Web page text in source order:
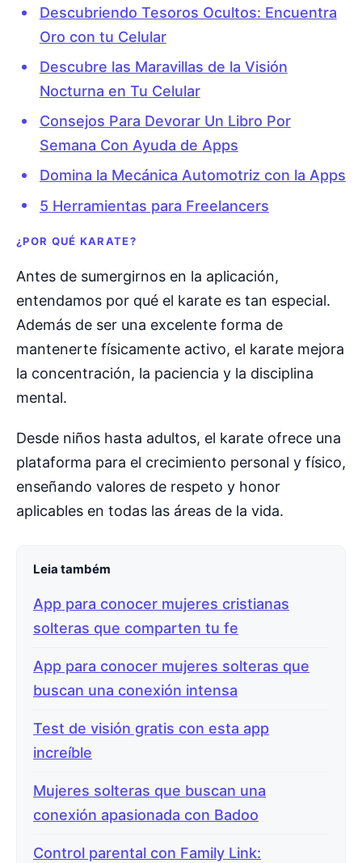
Descubriendo Tesoros Ocultos: Encuentra
Oro con tu Celular
Descubre las Maravillas de la Visión
Nocturna en Tu Celular
Consejos Para Devorar Un Libro Por
Semana Con Ayuda de Apps
Domina la Mecánica Automotriz con la Apps
5 Herramientas para Freelancers
¿POR QUÉ KARATE?
Antes de sumergirnos en la aplicación,
entendamos por qué el karate es tan especial.
Además de ser una excelente forma de
mantenerte físicamente activo, el karate mejora
la concentración, la paciencia y la disciplina
mental.
Desde niños hasta adultos, el karate ofrece una
plataforma para el crecimiento personal y físico,
enseñando valores de respeto y honor
aplicables en todas las áreas de la vida.
Leia também
App para conocer mujeres cristianas
solteras que comparten tu fe
App para conocer mujeres solteras que
buscan una conexión intensa
Test de visión gratis con esta app
increíble
Mujeres solteras que buscan una
conexión apasionada con Badoo
Control parental con Family Link: